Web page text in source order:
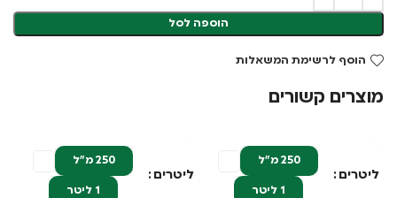
הוספה לסל
הוסף לרשימת המשאלות
מוצרים קשורים
ליטרים
250 מ"ל
1 ליטר
ליטרים
250 מ"ל
1 ליטר